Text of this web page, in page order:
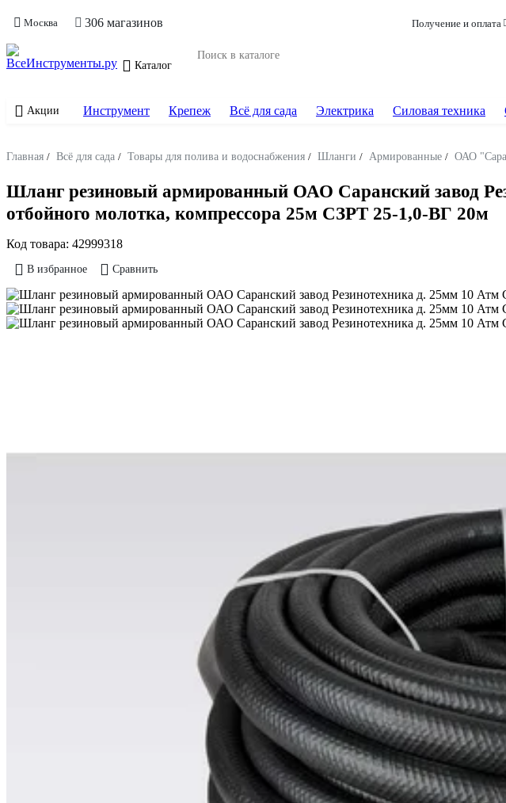
Москва 306 магазинов Получение и оплата
Каталог
Акции Инструмент Крепеж Всё для сада Электрика Силовая техника
Главная / Всё для сада / Товары для полива и водоснабжения / Шланги / Армированные / ОАО
Шланг резиновый армированный ОАО Саранский завод
отбойного молотка, компрессора 25м СЗРТ 25-1,0-ВГ 20м
Код товара: 42999318
В избранное Сравнить